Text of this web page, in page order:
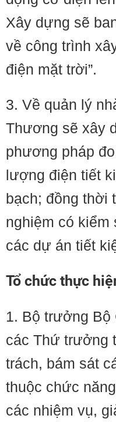
Xây dựng sẽ
về công trình
điện mặt trời”.
3. Về quản lý
Thương sẽ xây
phương pháp
lượng điện tiết
bạch; đồng thời
nghiệm có kiểm
các dự án tiết
Tổ chức thực
1. Bộ trưởng
các Thứ trưởng
trách, bám sát
thuộc chức
các nhiệm vụ,